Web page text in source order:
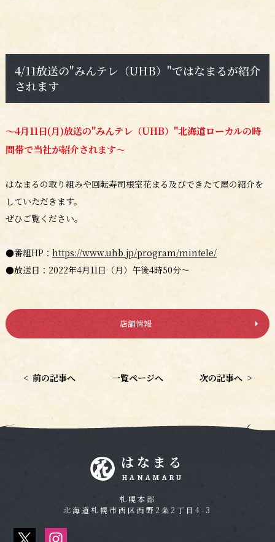
4/11放送の"みんテレ（UHB）"ではなまるが紹介
されます
～4月11日(月)放送の"みんテレ（UHB）"北海道ローカルの時
間帯で当社が紹介されます～
はなまるの取り組みや回転寿司根室花まる及びできたて屋の紹介を
していただきます。
ぜひご覧ください。
●番組HP： https://www.uhb.jp/program/mintele/
●放送日：2022年4月11日（月）午後4時50分～
店舗情報
< 前の記事へ 一覧ページへ 次の記事へ >
はなまる
HANAMARU
札幌本部
北海道札幌市西区西野2条2丁目4-3